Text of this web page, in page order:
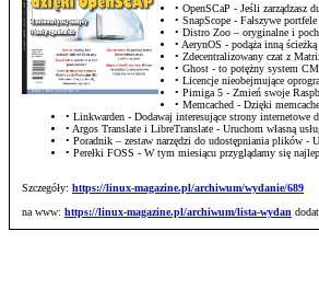
• OpenSCaP - Jeśli zarządzasz
• SnapScope - Fałszywe
• Distro Zoo – oryginalne i
• AerynOS - podąża inną
• Zdecentralizowany czat z
• Ghost - to potężny system
• Licencje nieobejmujące
• Pimiga 5 - Zmień swoje
• Memcached - Dzięki
• Linkwarden - Dodawaj interesujące strony internetowe
• Argos Translate i LibreTranslate - Uruchom własną
• Poradnik – zestaw narzędzi do udostępniania plików -
• Perełki FOSS - W tym miesiącu przyglądamy się
Szczegóły: https://linux-magazine.pl/archiwum/wydanie/689
na www: https://linux-magazine.pl/archiwum/lista-wydan